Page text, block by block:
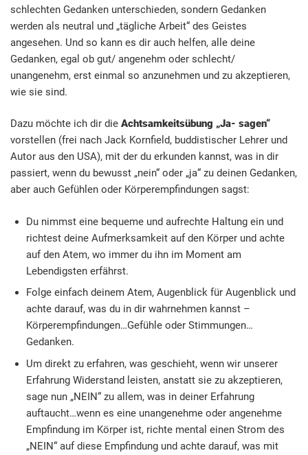
schlechten Gedanken unterschieden, sondern Gedanken
werden als neutral und „tägliche Arbeit“ des Geistes
angesehen. Und so kann es dir auch helfen, alle deine
Gedanken, egal ob gut/ angenehm oder schlecht/
unangenehm, erst einmal so anzunehmen und zu akzeptieren,
wie sie sind.
Dazu möchte ich dir die Achtsamkeitsübung „Ja- sagen“
vorstellen (frei nach Jack Kornfield, buddistischer Lehrer und
Autor aus den USA), mit der du erkunden kannst, was in dir
passiert, wenn du bewusst „nein“ oder „ja“ zu deinen Gedanken,
aber auch Gefühlen oder Körperempfindungen sagst:
Du nimmst eine bequeme und aufrechte Haltung ein und
richtest deine Aufmerksamkeit auf den Körper und achte
auf den Atem, wo immer du ihn im Moment am
Lebendigsten erfährst.
Folge einfach deinem Atem, Augenblick für Augenblick und
achte darauf, was du in dir wahrnehmen kannst –
Körperempfindungen…Gefühle oder Stimmungen…
Gedanken.
Um direkt zu erfahren, was geschieht, wenn wir unserer
Erfahrung Widerstand leisten, anstatt sie zu akzeptieren,
sage nun „NEIN“ zu allem, was in deiner Erfahrung
auftaucht…wenn es eine unangenehme oder angenehme
Empfindung im Körper ist, richte mental einen Strom des
„NEIN“ auf diese Empfindung und achte darauf, was mit